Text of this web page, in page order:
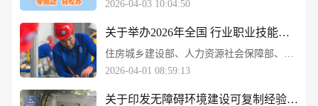
2026-04-03 10:04:50
关于举办2026年全国 行业职业技能竞赛——第二届 全国住房城乡建设行业职业 技能大赛的通知
住房城乡建设部、人力资源社会保障部、中华全国总工会：关于举办2026年全国 行业职业技能竞赛——第二届 全国住房城乡建设行业职业 技能大赛的通知
2026-04-01 08:59:13
关于印发无障碍环境建设可复制经验做法 清单（第一批）的通知